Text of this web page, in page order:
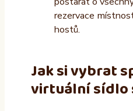
rezervace
hostů.
Jak si vybrat
virtuální sídlo